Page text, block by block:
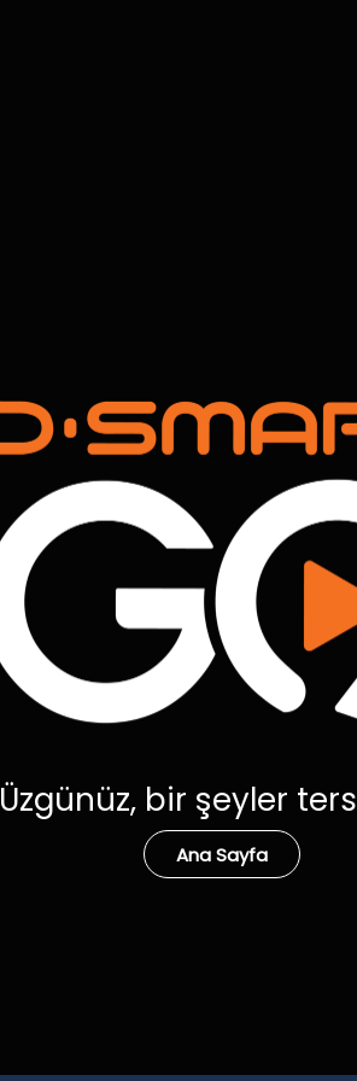
Üzgünüz, bir şeyler
Ana Sayfa